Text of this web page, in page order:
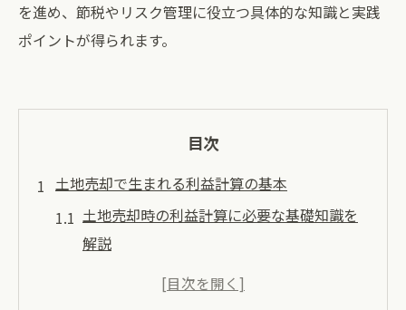
を進め、節税やリスク管理に役立つ具体的な知識と実践
ポイントが得られます。
目次
土地売却で生まれる利益計算の基本
土地売却時の利益計算に必要な基礎知識を
解説
土地売却利益の正しい算出方法と注意点